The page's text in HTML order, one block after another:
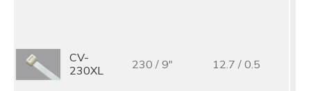
基板孔徑 (mm)
CV-
230XL
230 / 9" 12.7 / 0.5